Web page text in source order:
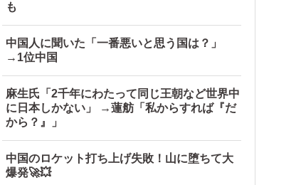
も
中国人に聞いた「一番悪いと思う国は？」
→1位中国
麻生氏「2千年にわたって同じ王朝など世界中
に日本しかない」 →蓮舫「私からすれば『だ
から？』」
中国のロケット打ち上げ失敗！山に堕ちて大
爆発🚀💥